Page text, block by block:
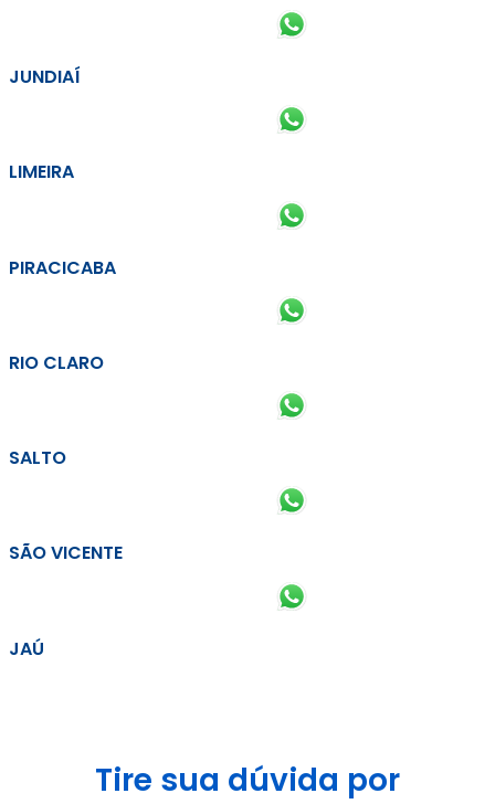
JUNDIAÍ
LIMEIRA
PIRACICABA
RIO CLARO
SALTO
SÃO VICENTE
JAÚ
Tire sua dúvida por